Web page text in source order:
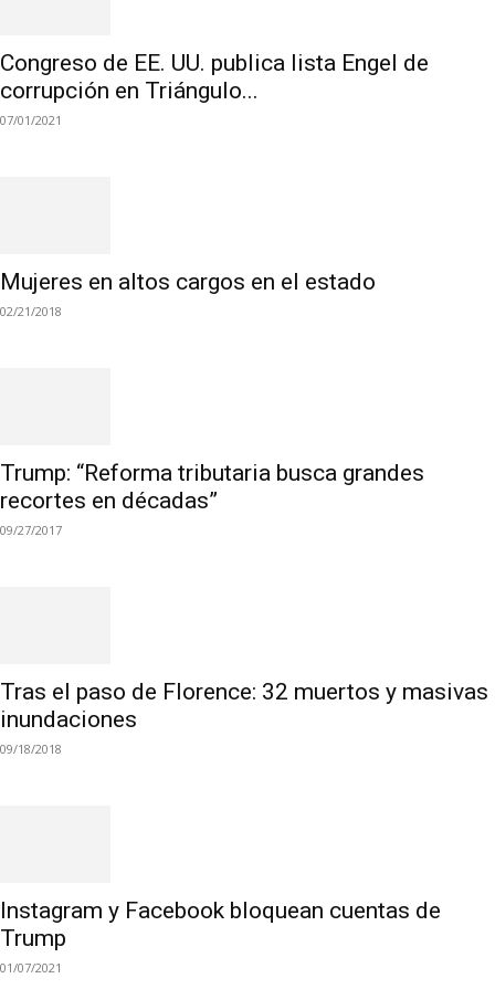
Congreso de EE. UU. publica lista Engel de
corrupción en Triángulo...
07/01/2021
Mujeres en altos cargos en el estado
02/21/2018
Trump: “Reforma tributaria busca grandes
recortes en décadas”
09/27/2017
Tras el paso de Florence: 32 muertos y masivas
inundaciones
09/18/2018
Instagram y Facebook bloquean cuentas de
Trump
01/07/2021